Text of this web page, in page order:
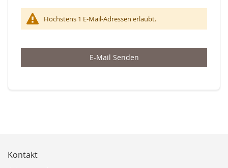
Höchstens 1 E-Mail-Adressen erlaubt.
E-Mail Senden
Kontakt